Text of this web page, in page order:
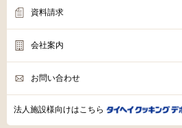
資料請求
会社案内
お問い合わせ
法人施設様向けはこちら